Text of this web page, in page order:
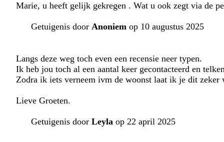
Marie, u heeft gelijk gekregen . Wat u ook zegt via de
Getuigenis door Anoniem op 10 augustus 2025
Langs deze weg toch even een recensie neer typen.
Ik heb jou toch al een aantal keer gecontacteerd en
Zodra ik iets verneem ivm de woonst laat ik je dit zeker
Lieve Groeten.
Getuigenis door Leyla op 22 april 2025